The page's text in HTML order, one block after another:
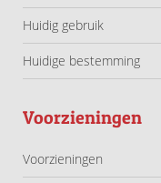
Huidig gebruik
Huidige bestemming
Voorzieningen
Voorzieningen